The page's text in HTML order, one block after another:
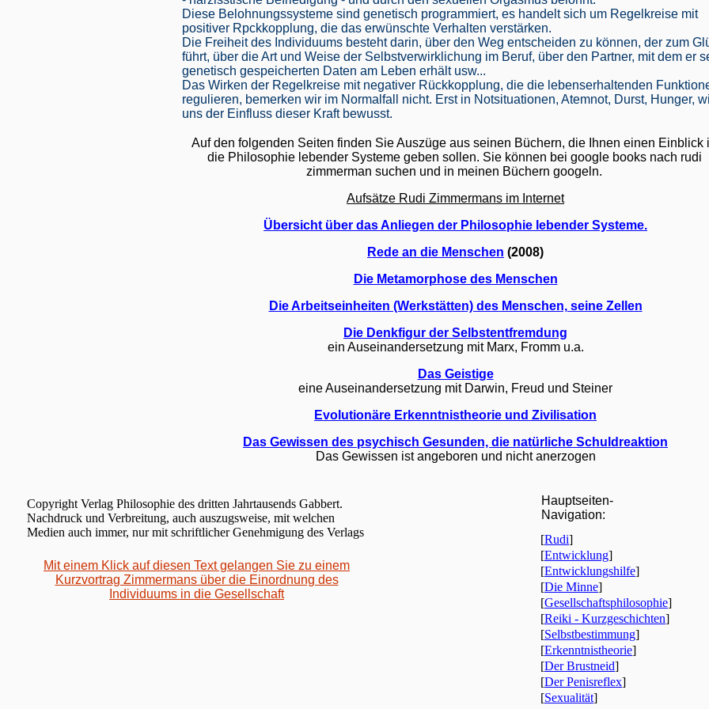
Diese Belohnungssysteme sind genetisch programmiert, es handelt sich um Regelkreise mit
positiver Rpckkopplung, die das erwünschte Verhalten verstärken.
Die Freiheit des Individuums besteht darin, über den Weg entscheiden zu können, der zum
führt, über die Art und Weise der Selbstverwirklichung im Beruf, über den Partner, mit dem er
genetisch gespeicherten Daten am Leben erhält usw...
Das Wirken der Regelkreise mit negativer Rückkopplung, die die lebenserhaltenden
regulieren, bemerken wir im Normalfall nicht. Erst in Notsituationen, Atemnot, Durst, Hunger,
uns der Einfluss dieser Kraft bewusst.
Auf den folgenden Seiten finden Sie Auszüge aus seinen Büchern, die Ihnen einen Einblick
die Philosophie lebender Systeme geben sollen. Sie können bei google books nach rudi
zimmerman suchen und in meinen Büchern googeln.
Aufsätze Rudi Zimmermans im Internet
Übersicht über das Anliegen der Philosophie lebender Systeme.
Rede an die Menschen (2008)
Die Metamorphose des Menschen
Die Arbeitseinheiten (Werkstätten) des Menschen, seine Zellen
Die Denkfigur der Selbstentfremdung
ein Auseinandersetzung mit Marx, Fromm u.a.
Das Geistige
eine Auseinandersetzung mit Darwin, Freud und Steiner
Evolutionäre Erkenntnistheorie und Zivilisation
Das Gewissen des psychisch Gesunden, die natürliche Schuldreaktion
Das Gewissen ist angeboren und nicht anerzogen
Copyright Verlag Philosophie des dritten Jahrtausends Gabbert.
Nachdruck und Verbreitung, auch auszugsweise, mit welchen
Medien auch immer, nur mit schriftlicher Genehmigung des Verlags
Mit einem Klick auf diesen Text gelangen Sie zu einem
Kurzvortrag Zimmermans über die Einordnung des
Individuums in die Gesellschaft
Hauptseiten-
Navigation:
[Rudi]
[Entwicklung]
[Entwicklungshilfe]
[Die Minne]
[Gesellschaftsphilosophie]
[Reiki - Kurzgeschichten]
[Selbstbestimmung]
[Erkenntnistheorie]
[Der Brustneid]
[Der Penisreflex]
[Sexualität]